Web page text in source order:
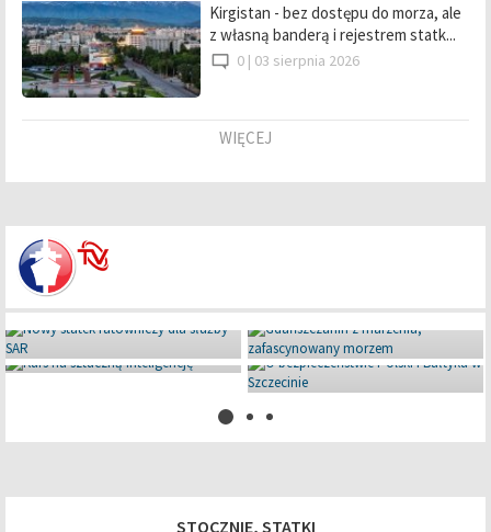
Kirgistan - bez dostępu do morza, ale
z własną banderą i rejestrem statk...
0 | 03 sierpnia 2026
WIĘCEJ
Miniaturowe giganty pod Iławą
08 lipca 2026
STOCZNIE, STATKI